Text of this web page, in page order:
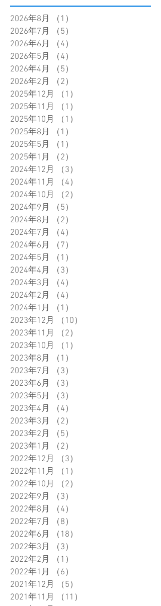
2026年8月 （1）
2026年7月
（5）
2026年6月
（4）
2026年5月
（4）
2026年4月
（5）
2026年2月
（2）
2025年12月
（1）
2025年11月
（1）
2025年10月
（1）
2025年8月
（1）
2025年5月
（1）
2025年1月
（2）
2024年12月
（3）
2024年11月
（4）
2024年10月
（2）
2024年9月
（5）
2024年8月
（2）
2024年7月
（4）
2024年6月
（7）
2024年5月
（1）
2024年4月
（3）
2024年3月
（4）
2024年2月
（4）
2024年1月
（1）
2023年12月
（10）
2023年11月
（2）
2023年10月
（1）
2023年8月
（1）
2023年7月
（3）
2023年6月
（3）
2023年5月
（3）
2023年4月
（4）
2023年3月
（2）
2023年2月
（5）
2023年1月
（2）
2022年12月
（3）
2022年11月
（1）
2022年10月
（2）
2022年9月
（3）
2022年8月
（4）
2022年7月
（8）
2022年6月
（18）
2022年3月
（3）
2022年2月
（1）
2022年1月
（6）
2021年12月
（5）
2021年11月
（11）